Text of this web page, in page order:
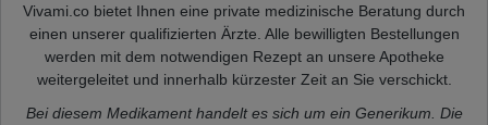
Vivami.co bietet Ihnen eine private medizinische Beratung durch
einen unserer qualifizierten Ärzte. Alle bewilligten Bestellungen
werden mit dem notwendigen Rezept an unsere Apotheke
weitergeleitet und innerhalb kürzester Zeit an Sie verschickt.
Bei diesem Medikament handelt es sich um ein Generikum. Die